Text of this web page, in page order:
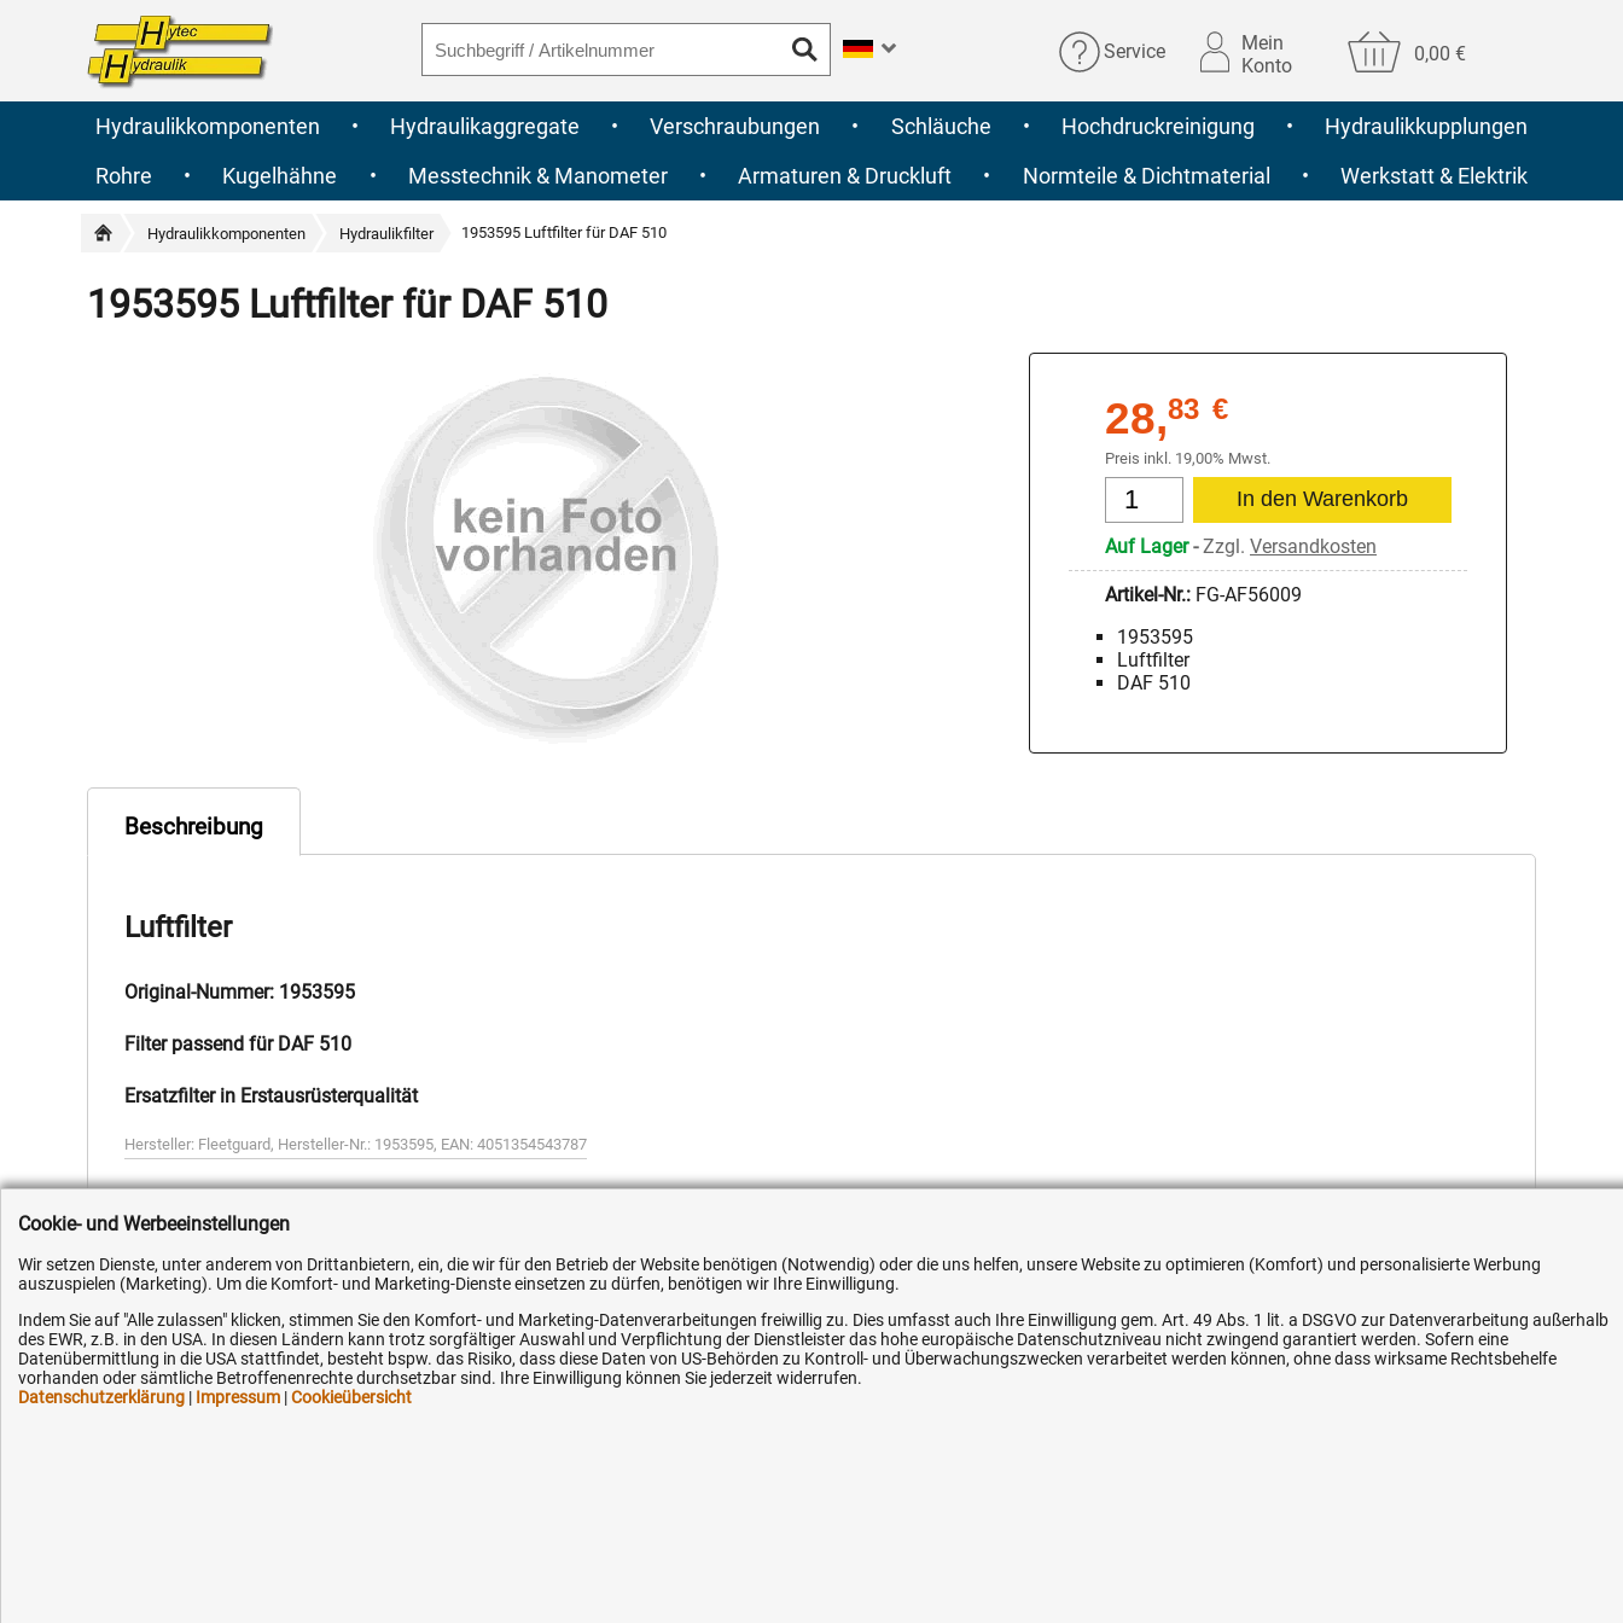
Service
Mein
Konto
0,00 €
Hydraulikkomponenten • Hydraulikaggregate • Verschraubungen • Schläuche • Hochdruckreinigung •
Hydraulikkupplungen
Rohre
• Kugelhähne • Messtechnik & Manometer • Armaturen & Druckluft • Normteile & Dichtmaterial • Werkstatt & Elektrik
Hydraulikkomponenten Hydraulikfilter 1953595 Luftfilter für DAF 510
1953595 Luftfilter für DAF 510
28,83 €
Preis inkl. 19,00% Mwst.
Auf Lager-Zzgl. Versandkosten
Artikel-Nr.: FG-AF56009
1953595
Luftfilter
DAF 510
Beschreibung
Luftfilter
Original-Nummer: 1953595
Filter passend für DAF 510
Ersatzfilter in Erstausrüsterqualität
Hersteller: Fleetguard , Hersteller-Nr.: 1953595, EAN: 4051354543787
Kundenhotline (Festnetz):
+49 (0) 5351 - 523 520
Mo.-Fr. 07:30 - 16:00 Uhr
Hilfe & Service
Versandkosten
Zahlungsarten
Ihre Hytec-Hydraulik Vorteile
Schneller Versand, meist am selben Tag
Versandkostenfrei ab 150 EUR (innerhalb DE)
Flexible Zahlung
Cookie- und Werbeeinstellungen
Wir setzen Dienste, unter anderem von Drittanbietern, ein, die wir für den Betrieb der Website benötigen (Notwendig) oder die uns helfen, unsere Website zu optimieren (Komfort) und personalisierte Werbung
auszuspielen (Marketing). Um die Komfort- und Marketing-Dienste einsetzen zu dürfen, benötigen wir Ihre Einwilligung.
Indem Sie auf "Alle zulassen" klicken, stimmen Sie den Komfort- und Marketing-Datenverarbeitungen freiwillig zu. Dies umfasst auch Ihre Einwilligung gem. Art. 49 Abs. 1 lit. a DSGVO zur Datenverarbeitung außerhalb
des EWR, z.B. in den USA. In diesen Ländern kann trotz sorgfältiger Auswahl und Verpflichtung der Dienstleister das hohe europäische Datenschutzniveau nicht zwingend garantiert werden. Sofern eine
Datenübermittlung in die USA stattfindet, besteht bspw. das Risiko, dass diese Daten von US-Behörden zu Kontroll- und Überwachungszwecken verarbeitet werden können, ohne dass wirksame Rechtsbehelfe
vorhanden oder sämtliche Betroffenenrechte durchsetzbar sind. Ihre Einwilligung können Sie jederzeit widerrufen.
Datenschutzerklärung | Impressum |Cookieübersicht